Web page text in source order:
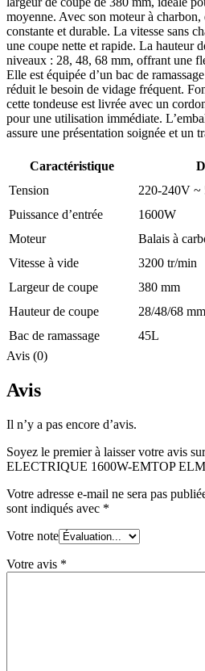
moyenne. Avec son moteur à
constante et durable. La vitesse sans
une coupe nette et rapide. La hauteur
niveaux : 28, 48, 68 mm, offrant une
Elle est équipée d’un bac de
réduit le besoin de vidage fréquent.
cette tondeuse est livrée avec un
pour une utilisation immédiate.
assure une présentation soignée et un
Caractéristique
Tension
220-240V ~
Puissance d’entrée
1600W
Moteur
Balais à
Vitesse à vide
3200 tr/min
Largeur de coupe
380 mm
Hauteur de coupe
28/48/68 mm
Bac de ramassage
45L
Avis (0)
Avis
Il n’y a pas encore d’avis.
Soyez le premier à laisser votre avis
ELECTRIQUE 1600W-EMTOP
Votre adresse e-mail ne sera pas
sont indiqués avec *
Votre note
Votre avis *